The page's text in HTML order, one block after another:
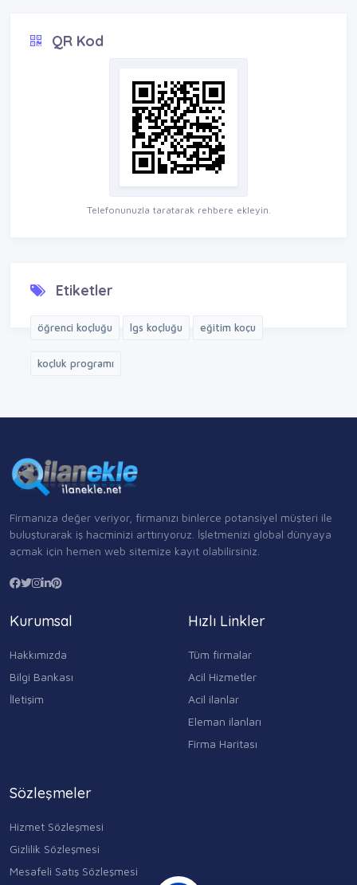
QR Kod
Telefonunuzla taratarak rehbere ekleyin.
Etiketler
öğrenci koçluğu lgs koçluğu eğitim koçu
koçluk programı
Firmanıza değer veriyor, firmanızı binlerce potansiyel müşteri ile
buluşturarak iş hacminizi arttırıyoruz. İşletmenizi global dünyaya
açmak için hemen web sitemize kayıt olabilirsiniz.
Kurumsal
Hakkımızda
Bilgi Bankası
İletişim
Hızlı Linkler
Tüm firmalar
Acil Hizmetler
Acil ilanlar
Eleman ilanları
Firma Haritası
Sözleşmeler
Hizmet Sözleşmesi
Gizlilik Sözleşmesi
Mesafeli Satış Sözleşmesi